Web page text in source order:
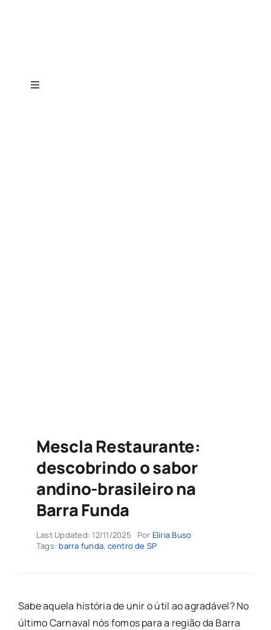
Toggle
Mescla Restaurante:
descobrindo o sabor
andino-brasileiro na
Barra Funda
Last Updated: 12/11/2025 Por Eliria Buso
Tags:barra funda, centro de SP
Sabe aquela história de unir o útil ao agradável? No
último Carnaval nós fomos para a região da Barra